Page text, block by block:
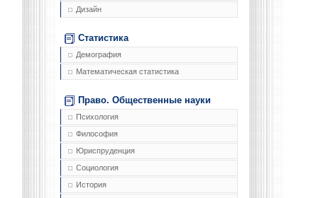
Дизайн
Статистика
Демография
Математическая статистика
Право. Общественные науки
Психология
Философия
Юриспруденция
Социология
История